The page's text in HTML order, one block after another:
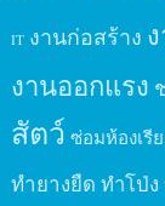
IT งานก่อสร้าง
งานออกแรง
สัตว์ ซ่อมห้องเรี
ทำยางยืด ทำโป่ง